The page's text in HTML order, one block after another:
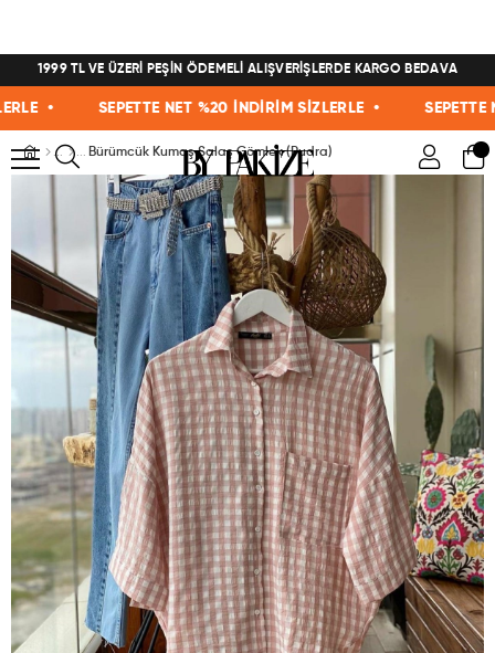
1999 TL VE ÜZERİ PEŞİN ÖDEMELİ ALIŞVERİŞLERDE KARGO BEDAVA
• SEPETTE NET %20 İNDİRİM SİZLERLE • SEPETTE
Bürümcük Kumaş Salaş Gömlek (Pudra)